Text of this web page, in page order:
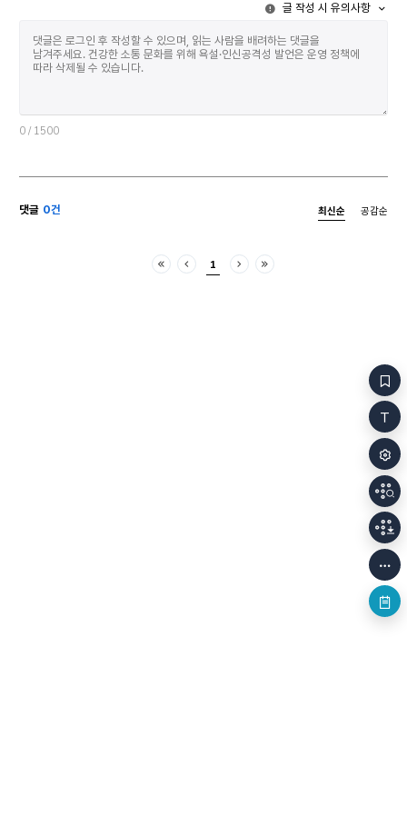
글 작성 시 유의사항
0 / 1500
댓글 0건 최신순 공감순
처음 이전 1 다음마지막